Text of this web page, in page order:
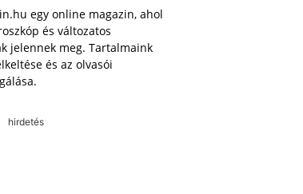
egy online magazin, ahol
és változatos
jelennek meg. Tartalmaink
és az olvasói
hirdetés